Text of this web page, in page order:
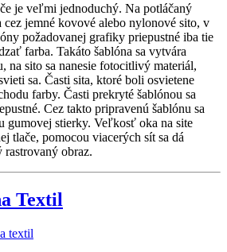
je veľmi jednoduchý. Na potláčaný
cez jemné kovové alebo nylonové sito, v
požadovanej grafiky priepustné iba tie
farba. Takáto šablóna sa vytvára
na sito sa nanesie fotocitlivý materiál,
sa. Časti sita, ktoré boli osvietene
farby. Časti prekryté šablónou sa
Cez takto pripravenú šablónu sa
gumovej stierky. Veľkosť oka na site
tlače, pomocou viacerých sít sa dá
obraz.
Textil